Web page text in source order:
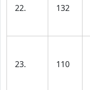
22. 132
23. 110